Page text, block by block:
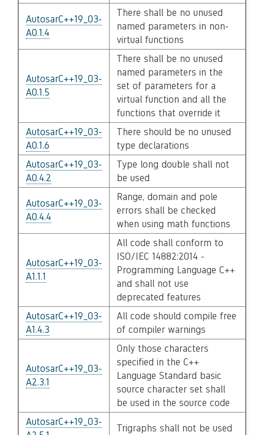
AutosarC++19_03-
A0.1.4
There shall be no unused
named parameters in non-
virtual functions
AutosarC++19_03-
A0.1.5
There shall be no unused
named parameters in the
set of parameters for a
virtual function and all the
functions that override it
AutosarC++19_03-
A0.1.6
There should be no unused
type declarations
AutosarC++19_03-
A0.4.2
Type long double shall not
be used
AutosarC++19_03-
A0.4.4
Range, domain and pole
errors shall be checked
when using math functions
AutosarC++19_03-
A1.1.1
All code shall conform to
ISO/IEC 14882:2014 -
Programming Language C++
and shall not use
deprecated features
AutosarC++19_03-
A1.4.3
All code should compile free
of compiler warnings
AutosarC++19_03-
A2.3.1
Only those characters
specified in the C++
Language Standard basic
source character set shall
be used in the source code
AutosarC++19_03-
Trigraphs shall not be used